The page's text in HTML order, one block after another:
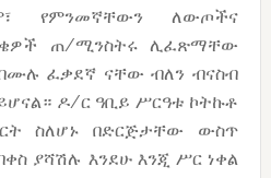
የምንመኛቸውን ለውጦችና
ጠ/ሚንስትሩ ሊፈጽማቸው
ፈቃደኛ ናቸው ብለን ብናስብ
ዶ/ር ዓቢይ ሥርዓቱ ኮትኩቶ
ስለሆኑ በድርጅታቸው ውስጥ
ያሻሽሉ እንደሁ እንጂ ሥር ነቀል